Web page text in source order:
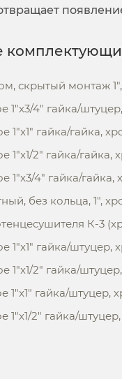
скрытый монтаж
1"x3/4" гайка/
1"x1" гайка/гайка,
1"x1/2" гайка/гайка,
1"x3/4" гайка/гайка,
без кольца, 1",
К-3
1"x1" гайка/штуцер,
1"x1/2" гайка/
1"x1" гайка/штуцер,
1"x1/2" гайка/